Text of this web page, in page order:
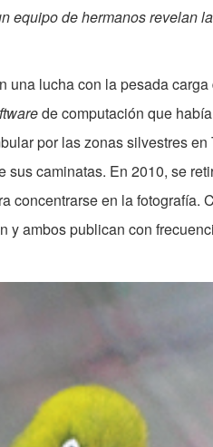
equipo de hermanos revelan
una lucha con la pesada
de computación que
por las zonas silvestres en
sus caminatas. En 2010, se
concentrarse en la fotografía.
y ambos publican con